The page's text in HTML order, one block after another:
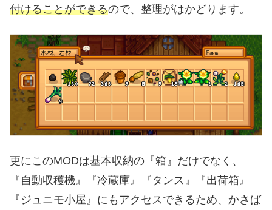
付けることができるので、整理がはかどります。
更にこのMODは基本収納の『箱』だけでなく、
『自動収穫機』『冷蔵庫』『タンス』『出荷箱』
『ジュニモ小屋』にもアクセスできるため、かさば